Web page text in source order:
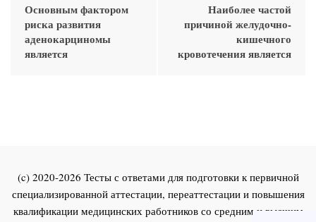
Основным фактором
риска развития
аденокарциномы
является
Наиболее частой
причиной желудочно-
кишечного
кровотечения является
(c) 2020-2026 Тесты с ответами для подготовки к первичной
специализированной аттестации, переаттестации и повышения
квалификации медицинских работников со средним и высшим